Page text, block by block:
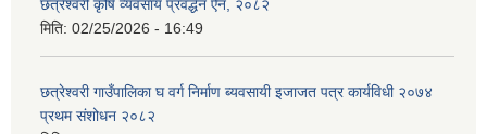
छत्रेश्‍वरी कृषि व्यवसाय प्रवर्द्धन ऐन, २०८२
मिति: 02/25/2026 - 16:49
छत्रेश्वरी गाउँपालिका घ वर्ग निर्माण ब्यवसायी इजाजत पत्र कार्यविधी २०७४
प्रथम संशोधन २०८२